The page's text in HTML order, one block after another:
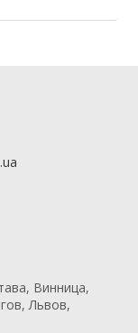
Винница,
Львов,